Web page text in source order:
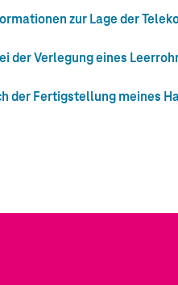
zur Lage der
der Verlegung eines
der Fertigstellung meines